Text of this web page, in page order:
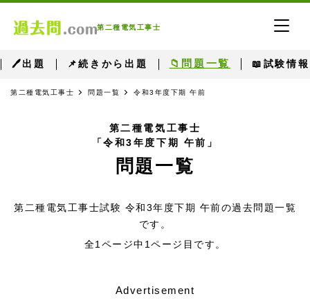
第二種電気工事士
🖊出題 📌続きから出題 📁問題一覧 📖試験情報
第二種電気工事士 問題一覧 令和3年度下期 午前
第二種電気工事士
「令和3年度下期 午前」
問題一覧
第二種電気工事士試験 令和3年度下期 午前の過去問題一覧
です。
全1ページ中1ページ目です。
Advertisement